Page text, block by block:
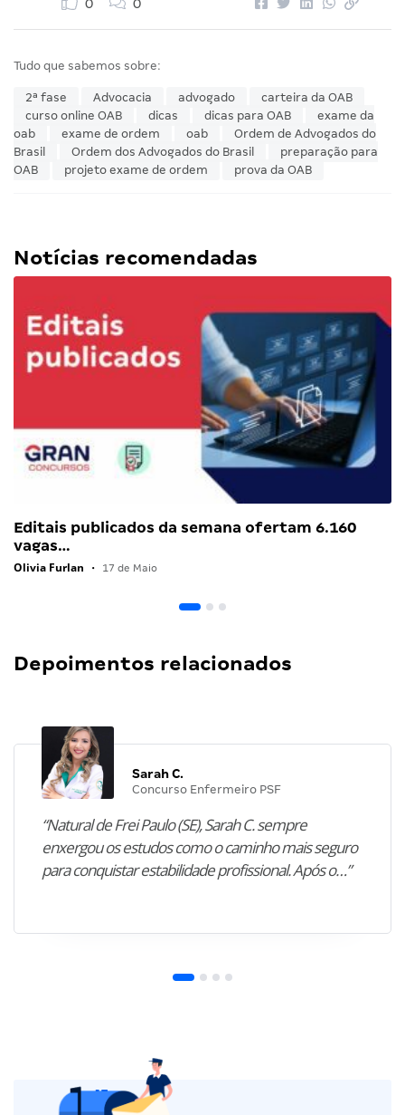
0 0
Tudo que sabemos sobre:
2ª fase Advocacia advogado
carteira da OAB
curso online OAB
dicas dicas para OAB
exame da
oab
exame de ordem oab
Ordem de Advogados do
Brasil
Ordem dos Advogados do Brasil
preparação para
OAB
projeto exame de ordem prova da OAB
Notícias recomendadas
Editais publicados da semana ofertam 6.160
vagas…
Olivia Furlan • 17 de Maio
Depoimentos relacionados
Sarah C.
Concurso Enfermeiro PSF
“Natural de Frei Paulo (SE), Sarah C. sempre
enxergou os estudos como o caminho mais seguro
para conquistar estabilidade profissional. Após o…”